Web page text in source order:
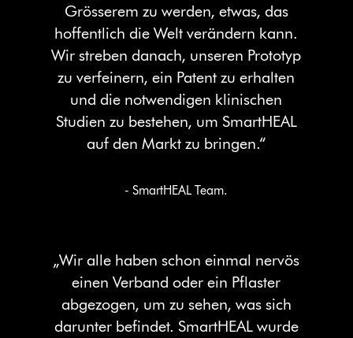
Grösserem zu werden, etwas, das
hoffentlich die Welt verändern kann.
Wir streben danach, unseren Prototyp
zu verfeinern, ein Patent zu erhalten
und die notwendigen klinischen
Studien zu bestehen, um SmartHEAL
auf den Markt zu bringen.“
- SmartHEAL Team.
„Wir alle haben schon einmal nervös
einen Verband oder ein Pflaster
abgezogen, um zu sehen, was sich
darunter befindet. SmartHEAL wurde